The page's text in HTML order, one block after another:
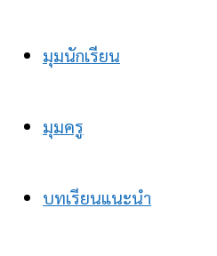
มุมนักเรียน
มุมครู
บทเรียนแนะนำ